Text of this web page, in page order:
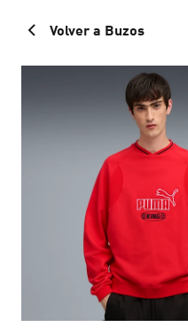
Volver a Buzos